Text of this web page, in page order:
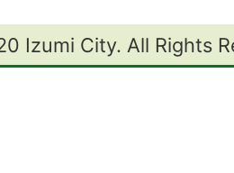
Izumi City. All Rights